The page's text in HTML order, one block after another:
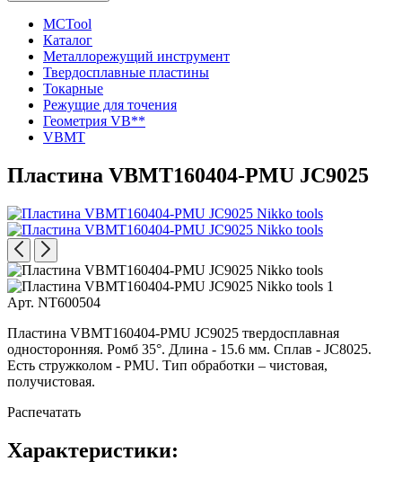
MCTool
Каталог
Металлорежущий инструмент
Твердосплавные пластины
Токарные
Режущие для точения
Геометрия VB**
VBMT
Пластина VBMT160404-PMU JC9025
Арт. NT600504
Пластина VBMT160404-PMU JC9025 твердосплавная
односторонняя. Ромб 35°. Длина - 15.6 мм. Сплав - JC8025.
Есть стружколом - PMU. Тип обработки – чистовая,
получистовая.
Распечатать
Характеристики: